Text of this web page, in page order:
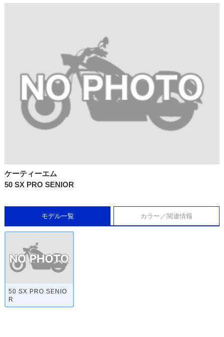
ケーティーエム
50 SX PRO SENIOR
モデル一覧 カラー／関連情報
50 SX PRO SENIO
R